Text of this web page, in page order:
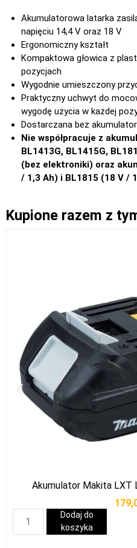
Akumulatorowa latarka
napięciu 14,4 V oraz 18 V
Ergonomiczny kształt
Kompaktowa głowica z
pozycjach
Wygodnie umieszczony
Praktyczny uchwyt do
wygodę użycia w każdej
Dostarczana bez
Nie współpracuje z
BL1413G, BL1415G,
(bez elektroniki) oraz
/ 1,3 Ah) i BL1815 (18 V /
Kupione razem z
Akumulator Makita LXT
Dodaj do
koszyka